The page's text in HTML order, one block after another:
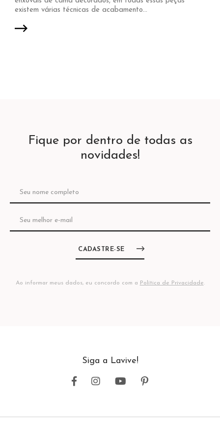
existem várias técnicas de acabamento...
Fique por dentro de todas as
novidades!
CADASTRE-SE
Ao informar meus dados, eu concordo com a Política de Privacidade.
Siga a Lavive!